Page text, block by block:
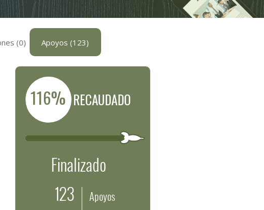
(0) Apoyos (123)
116% RECAUDADO
Finalizado
123
Apoyos